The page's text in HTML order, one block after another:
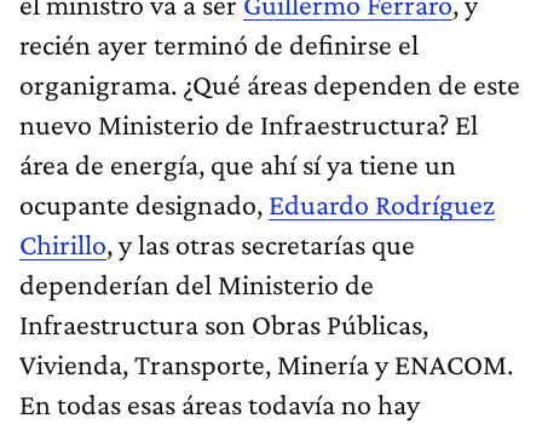
recién ayer terminó de definirse el
organigrama. ¿Qué áreas dependen de este
nuevo Ministerio de Infraestructura? El
área de energía, que ahí sí ya tiene un
ocupante designado, Eduardo Rodríguez
Chirillo, y las otras secretarías que
dependerían del Ministerio de
Infraestructura son Obras Públicas,
Vivienda, Transporte, Minería y ENACOM.
En todas esas áreas todavía no hay